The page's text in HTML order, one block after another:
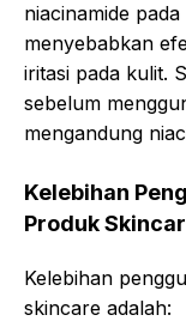
niacinamide
menyebabkan
iritasi pada kulit.
sebelum
mengandung
Kelebihan
Produk
Kelebihan
skincare adalah: